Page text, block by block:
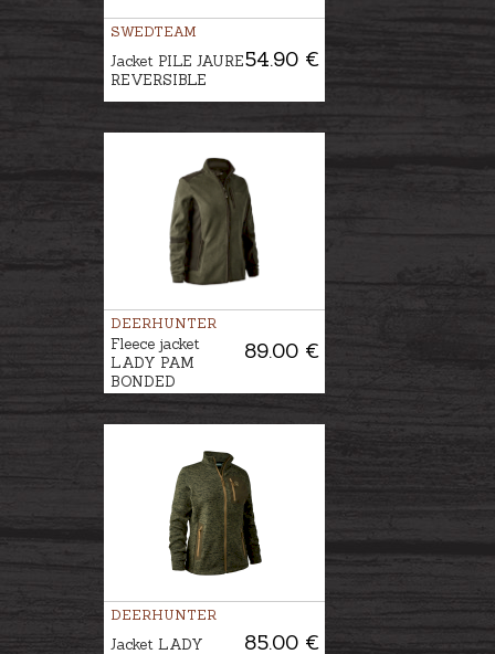
SWEDTEAM
54.90 €
Jacket PILE JAURE
REVERSIBLE
DEERHUNTER
89.00 €
Fleece jacket
LADY PAM
BONDED
DEERHUNTER
85.00 €
Jacket LADY